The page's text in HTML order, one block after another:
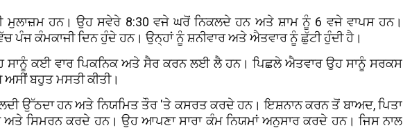
ਮੁਲਾਜ਼ਮ ਹਨ। ਉਹ ਸਵੇਰੇ 8:30 ਵਜੇ ਘਰੋਂ ਨਿਕਲਦੇ ਹਨ ਅਤੇ ਸ਼ਾਮ ਨੂੰ 6 ਵਜੇ ਵਾਪਸ ਹਨ।
ਪੰਜ ਕੰਮਕਾਜੀ ਦਿਨ ਹੁੰਦੇ ਹਨ। ਉਨ੍ਹਾਂ ਨੂੰ ਸ਼ਨੀਵਾਰ ਅਤੇ ਐਤਵਾਰ ਨੂੰ ਛੁੱਟੀ ਹੁੰਦੀ ਹੈ।
ਸਾਨੂੰ ਕਈ ਵਾਰ ਪਿਕਨਿਕ ਅਤੇ ਸੈਰ ਕਰਨ ਲਈ ਲੈ ਹਨ। ਪਿਛਲੇ ਐਤਵਾਰ ਉਹ ਸਾਨੂੰ ਸਰਕਸ
ਬਹੁਤ ਮਸਤੀ ਕੀਤੀ।
ਉੱਠਦਾ ਹਨ ਅਤੇ ਨਿਯਮਿਤ ਤੌਰ 'ਤੇ ਕਸਰਤ ਕਰਦੇ ਹਨ। ਇਸ਼ਨਾਨ ਕਰਨ ਤੋਂ ਬਾਅਦ, ਪਿਤਾ
ਅਤੇ ਸਿਮਰਨ ਕਰਦੇ ਹਨ। ਉਹ ਆਪਣਾ ਸਾਰਾ ਕੰਮ ਨਿਯਮਾਂ ਅਨੁਸਾਰ ਕਰਦੇ ਹਨ। ਜਿਸ ਨਾਲ